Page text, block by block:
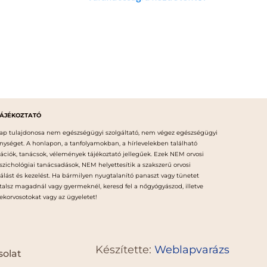
tulajdonosa nem egészségügyi szolgáltató, nem végez egészségügyi
A honlapon, a tanfolyamokban, a hírlevelekben található
tanácsok, vélemények tájékoztató jellegűek. Ezek NEM orvosi
tanácsadások, NEM helyettesítik a szakszerű orvosi
és kezelést. Ha bármilyen nyugtalanító panaszt vagy tünetet
magadnál vagy gyermeknél, keresd fel a nőgyógyászod, illetve
vagy az ügyeletet!
Készítette: Weblapvarázs